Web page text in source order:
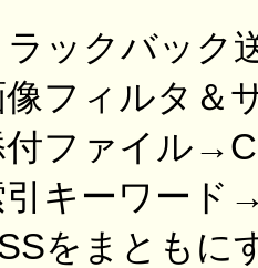
ラックバッ
像フィルタ＆
付ファイル
引キーワード
をまともに